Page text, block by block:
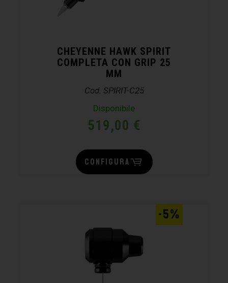
CHEYENNE HAWK SPIRIT
COMPLETA CON GRIP 25
MM
Cod. SPIRIT-C25
Disponibile
519,00 €
CONFIGURA
-5%